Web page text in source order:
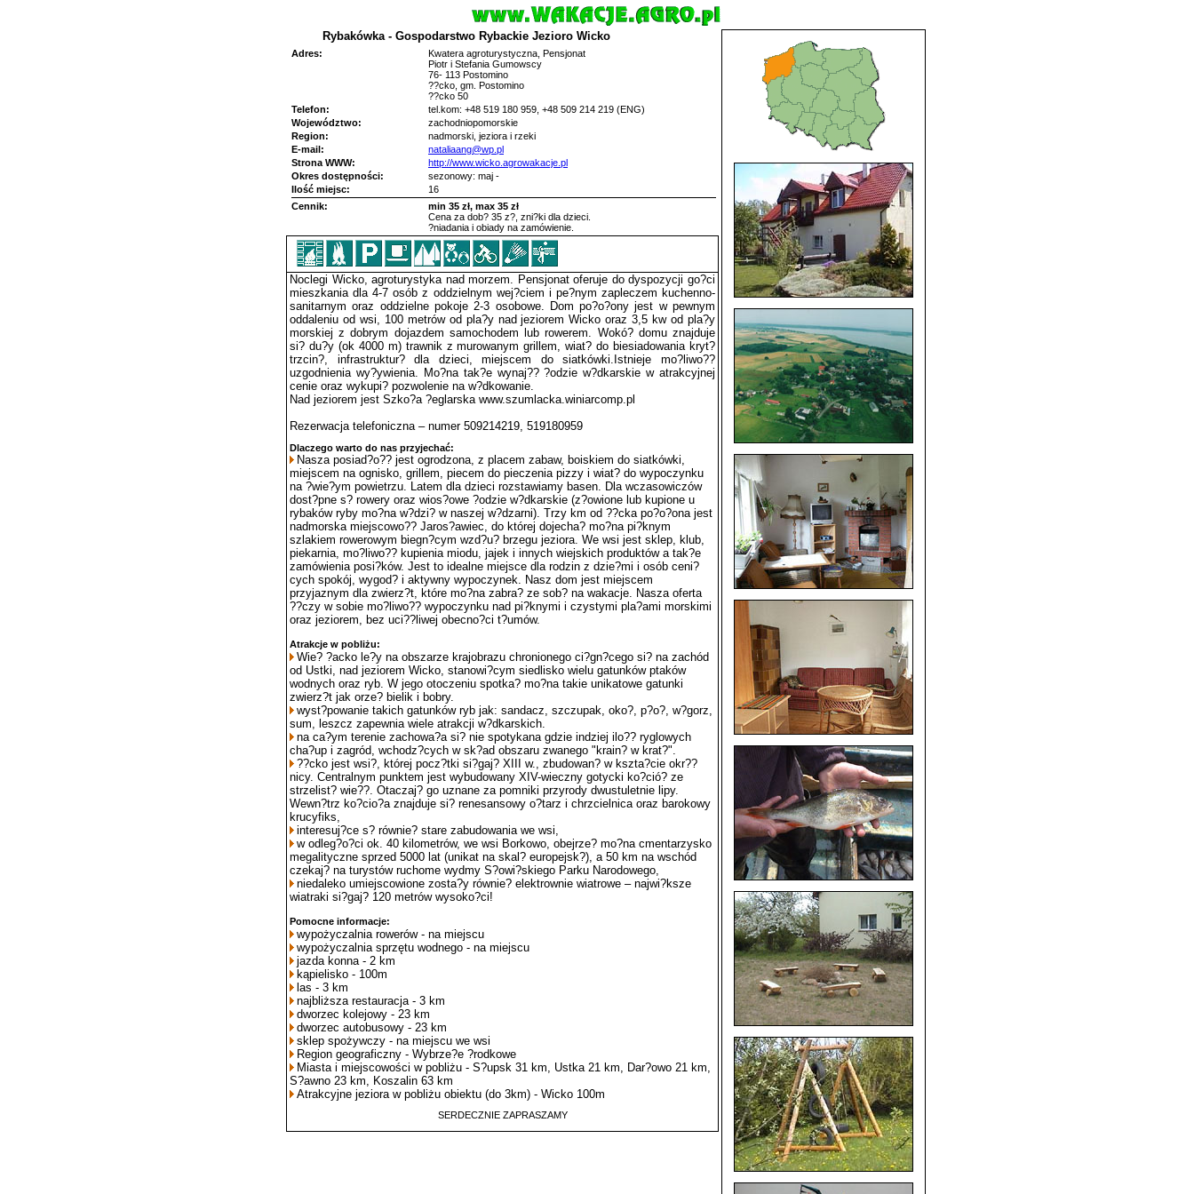
Rybakówka - Gospodarstwo Rybackie Jezioro Wicko
Adres:
Kwatera agroturystyczna, Pensjonat
Piotr i Stefania Gumowscy
76- 113 Postomino
??cko, gm. Postomino
??cko 50
Telefon:
tel.kom: +48 519 180 959, +48 509 214 219 (ENG)
Województwo:
zachodniopomorskie
Region:
nadmorski, jeziora i rzeki
E-mail:
nataliaang@wp.pl
Strona WWW:
http://www.wicko.agrowakacje.pl
Okres dostępności:
sezonowy: maj -
Ilość miejsc:
16
Cennik:
min 35 zł, max 35 zł
Cena za dob? 35 z?, zni?ki dla dzieci.
?niadania i obiady na zamówienie.
Noclegi Wicko, agroturystyka nad morzem. Pensjonat oferuje do dyspozycji go?ci
mieszkania dla 4-7 osób z oddzielnym wej?ciem i pe?nym zapleczem kuchenno-
sanitarnym oraz oddzielne pokoje 2-3 osobowe. Dom po?o?ony jest w pewnym
oddaleniu od wsi, 100 metrów od pla?y nad jeziorem Wicko oraz 3,5 kw od pla?y
morskiej z dobrym dojazdem samochodem lub rowerem. Wokó? domu znajduje
si? du?y (ok 4000 m) trawnik z murowanym grillem, wiat? do biesiadowania kryt?
trzcin?, infrastruktur? dla dzieci, miejscem do siatkówki.Istnieje mo?liwo??
uzgodnienia wy?ywienia. Mo?na tak?e wynaj?? ?odzie w?dkarskie w atrakcyjnej
cenie oraz wykupi? pozwolenie na w?dkowanie.
Nad jeziorem jest Szko?a ?eglarska www.szumlacka.winiarcomp.pl
Rezerwacja telefoniczna – numer 509214219, 519180959
Dlaczego warto do nas przyjechać:
Nasza posiad?o?? jest ogrodzona, z placem zabaw, boiskiem do siatkówki,
miejscem na ognisko, grillem, piecem do pieczenia pizzy i wiat? do wypoczynku
na ?wie?ym powietrzu. Latem dla dzieci rozstawiamy basen. Dla wczasowiczów
dost?pne s? rowery oraz wios?owe ?odzie w?dkarskie (z?owione lub kupione u
rybaków ryby mo?na w?dzi? w naszej w?dzarni). Trzy km od ??cka po?o?ona jest
nadmorska miejscowo?? Jaros?awiec, do której dojecha? mo?na pi?knym
szlakiem rowerowym biegn?cym wzd?u? brzegu jeziora. We wsi jest sklep, klub,
piekarnia, mo?liwo?? kupienia miodu, jajek i innych wiejskich produktów a tak?e
zamówienia posi?ków. Jest to idealne miejsce dla rodzin z dzie?mi i osób ceni?
cych spokój, wygod? i aktywny wypoczynek. Nasz dom jest miejscem
przyjaznym dla zwierz?t, które mo?na zabra? ze sob? na wakacje. Nasza oferta
??czy w sobie mo?liwo?? wypoczynku nad pi?knymi i czystymi pla?ami morskimi
oraz jeziorem, bez uci??liwej obecno?ci t?umów.
Atrakcje w pobliżu:
Wie? ?acko le?y na obszarze krajobrazu chronionego ci?gn?cego si? na zachód
od Ustki, nad jeziorem Wicko, stanowi?cym siedlisko wielu gatunków ptaków
wodnych oraz ryb. W jego otoczeniu spotka? mo?na takie unikatowe gatunki
zwierz?t jak orze? bielik i bobry.
wyst?powanie takich gatunków ryb jak: sandacz, szczupak, oko?, p?o?, w?gorz,
sum, leszcz zapewnia wiele atrakcji w?dkarskich.
na ca?ym terenie zachowa?a si? nie spotykana gdzie indziej ilo?? ryglowych
cha?up i zagród, wchodz?cych w sk?ad obszaru zwanego "krain? w krat?".
??cko jest wsi?, której pocz?tki si?gaj? XIII w., zbudowan? w kszta?cie okr??
nicy. Centralnym punktem jest wybudowany XIV-wieczny gotycki ko?ció? ze
strzelist? wie??. Otaczaj? go uznane za pomniki przyrody dwustuletnie lipy.
Wewn?trz ko?cio?a znajduje si? renesansowy o?tarz i chrzcielnica oraz barokowy
krucyfiks,
interesuj?ce s? równie? stare zabudowania we wsi,
w odleg?o?ci ok. 40 kilometrów, we wsi Borkowo, obejrze? mo?na cmentarzysko
megalityczne sprzed 5000 lat (unikat na skal? europejsk?), a 50 km na wschód
czekaj? na turystów ruchome wydmy S?owi?skiego Parku Narodowego,
niedaleko umiejscowione zosta?y równie? elektrownie wiatrowe – najwi?ksze
wiatraki si?gaj? 120 metrów wysoko?ci!
Pomocne informacje:
wypożyczalnia rowerów - na miejscu
wypożyczalnia sprzętu wodnego - na miejscu
jazda konna - 2 km
kąpielisko - 100m
las - 3 km
najbliższa restauracja - 3 km
dworzec kolejowy - 23 km
dworzec autobusowy - 23 km
sklep spożywczy - na miejscu we wsi
Region geograficzny - Wybrze?e ?rodkowe
Miasta i miejscowości w pobliżu - S?upsk 31 km, Ustka 21 km, Dar?owo 21 km,
S?awno 23 km, Koszalin 63 km
Atrakcyjne jeziora w pobliżu obiektu (do 3km) - Wicko 100m
SERDECZNIE ZAPRASZAMY